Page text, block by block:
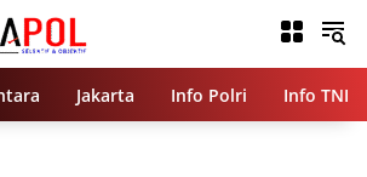
Jakarta Info Polri Info TNI